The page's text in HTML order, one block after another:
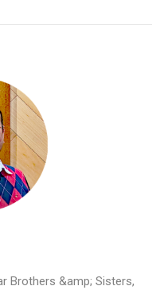
Brothers &amp; Sisters,